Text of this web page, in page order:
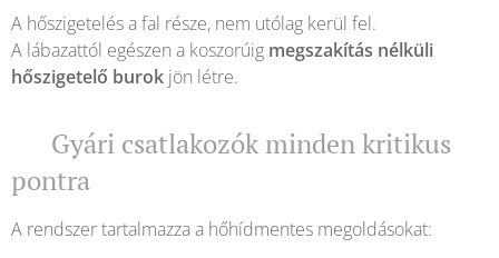
A hőszigetelés a fal része, nem utólag kerül fel.
A lábazattól egészen a koszorúig megszakítás nélküli
hőszigetelő burok jön létre.
🧩 Gyári csatlakozók minden kritikus
pontra
A rendszer tartalmazza a hőhídmentes megoldásokat: